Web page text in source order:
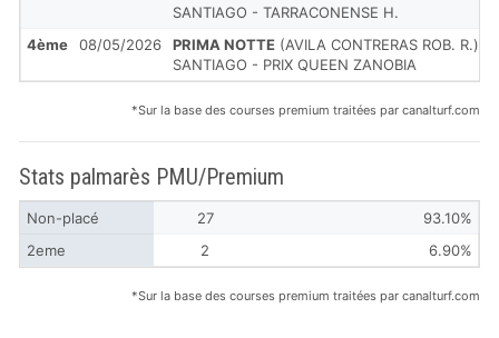
SANTIAGO - TARRACONENSE H.
4ème
08/05/2026 PRIMA NOTTE (AVILA CONTRERAS ROB. R.) -
SANTIAGO - PRIX QUEEN ZANOBIA
*Sur la base des courses premium traitées par canalturf.com
Stats palmarès PMU/Premium
Non-placé 27
93.10%
2eme
2 6.90%
*Sur la base des courses premium traitées par canalturf.com